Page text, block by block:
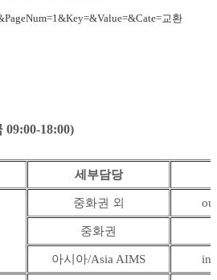
교환
09:00-18:00)
세부담당
중화권 외
중화권
아시아/Asia AIMS